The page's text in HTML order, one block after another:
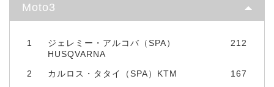
Moto3
1
ジェレミー・アルコバ（SPA）
HUSQVARNA
212
2 カルロス・タタイ（SPA）KTM 167